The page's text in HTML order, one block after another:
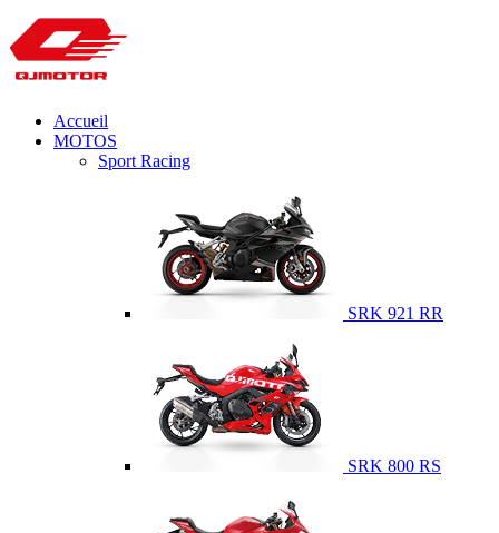
Accueil
MOTOS
Sport Racing
SRK 921 RR
SRK 800 RS